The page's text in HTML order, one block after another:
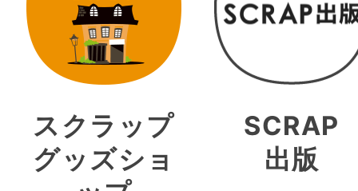
スクラップ
グッズショ
SCRAP
出版